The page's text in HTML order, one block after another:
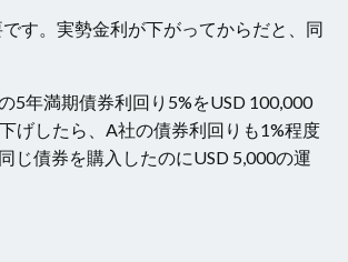
す。実勢金利が下がってからだと、同
5年満期債券利回り5%をUSD 100,000
げしたら、A社の債券利回りも1%程度
じ債券を購入したのにUSD 5,000の運